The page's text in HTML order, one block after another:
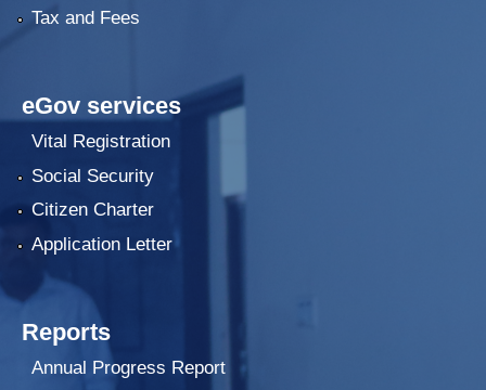
Tax and Fees
eGov services
Vital Registration
Social Security
Citizen Charter
Application Letter
Reports
Annual Progress Report